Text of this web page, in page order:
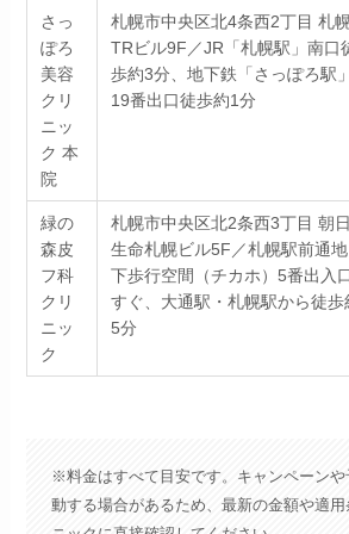
さっ
ぽろ
美容
クリ
ニッ
ク 本
院
札幌市中央区北4条西2丁目 札
TRビル9F／JR「札幌駅」南口
歩約3分、地下鉄「さっぽろ駅」
19番出口徒歩約1分
緑の
森皮
フ科
クリ
ニッ
ク
札幌市中央区北2条西3丁目 朝日
生命札幌ビル5F／札幌駅前通地
下歩行空間（チカホ）5番出入
すぐ、大通駅・札幌駅から徒歩
5分
※料金はすべて目安です。キャンペーン
動する場合があるため、最新の金額や適用